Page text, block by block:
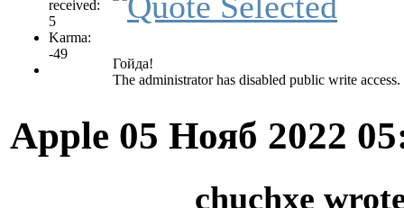
received:
5
Karma:
-49
Гойда!
The administrator has disabled public write access.
Apple 05 Нояб 2022
chuchxe